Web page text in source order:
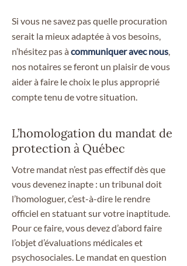
Si vous ne savez pas quelle procuration
serait la mieux adaptée à vos besoins,
n’hésitez pas àcommuniquer avec nous,
nos notaires se feront un plaisir de vous
aider à faire le choix le plus approprié
compte tenu de votre situation.
L’homologation du mandat de
protection à Québec
Votre mandat n’est pas effectif dès que
vous devenez inapte : un tribunal doit
l’homologuer, c’est-à-dire le rendre
officiel en statuant sur votre inaptitude.
Pour ce faire, vous devez d’abord faire
l’objet d’évaluations médicales et
psychosociales. Le mandat en question